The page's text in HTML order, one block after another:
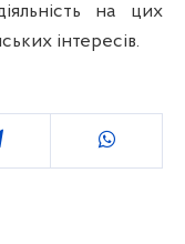
на цих
інтересів.